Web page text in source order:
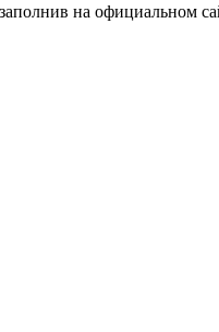
на официальном